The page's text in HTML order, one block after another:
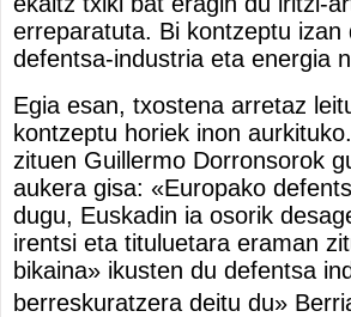
erreparatuta. Bi kontzeptu
defentsa-industria eta energia
Egia esan, txostena arretaz
kontzeptu horiek inon
zituen Guillermo Dorronsorok
aukera gisa: «Europako
dugu, Euskadin ia osorik
irentsi eta tituluetara eraman
bikaina» ikusten du defentsa
berreskuratzera deitu du»